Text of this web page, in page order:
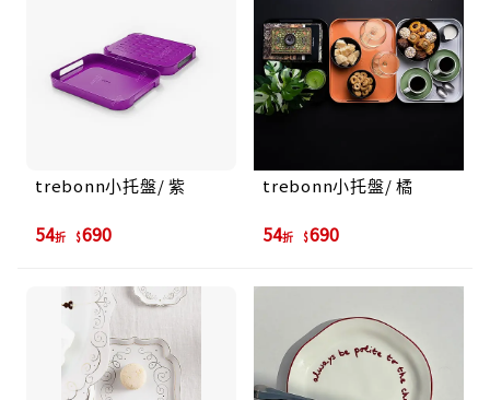
trebonn小托盤/ 紫
54折 690
trebonn小托盤/ 橘
54折 690